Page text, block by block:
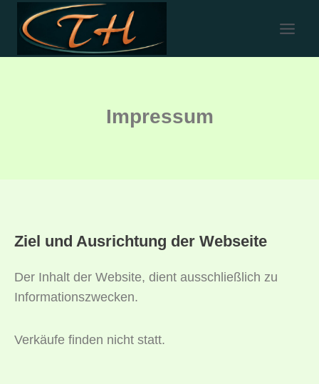
Impressum
Ziel und Ausrichtung der Webseite
Der Inhalt der Website, dient ausschließlich zu
Informationszwecken.
Verkäufe finden nicht statt.